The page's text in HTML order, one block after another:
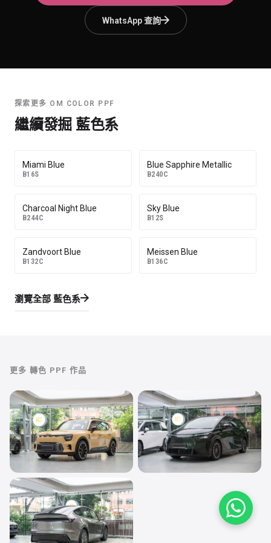
WhatsApp 查詢
探索更多 OM COLOR PPF
繼續發掘 藍色系
Miami Blue
B16S
Blue Sapphire Metallic
B240C
Charcoal Night Blue
B244C
Sky Blue
B12S
Zandvoort Blue
B132C
Meissen Blue
B136C
瀏覽全部 藍色系
更多 轉色 PPF 作品
轉色 PPF
smart #5 BRABUS
Dust Yellow